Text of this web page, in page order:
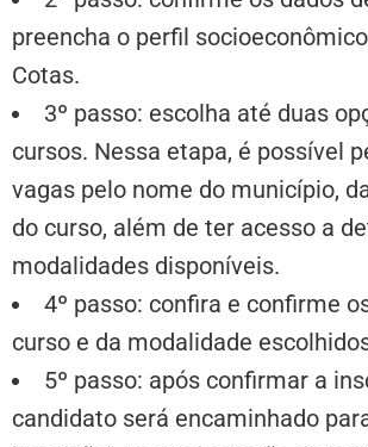
preencha o perfil
Cotas.
3º passo: escolha até duas
cursos. Nessa etapa, é possível
vagas pelo nome do município,
do curso, além de ter acesso a
modalidades disponíveis.
4º passo: confira e confirme
curso e da modalidade
5º passo: após confirmar a
candidato será encaminhado